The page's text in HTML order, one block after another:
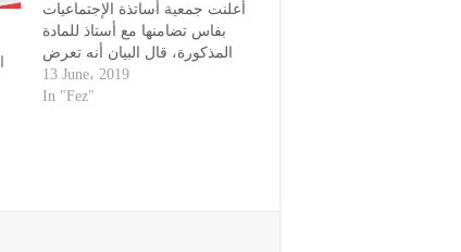
أعلنت جمعية أساتذة الإجتماعيات
بفاس تضامنها مع أستاذ للمادة
المذكورة، قال البيان أنه تعرض
للإعتداء أثناء ممارسة مهامه في
مراقبة امتحان الباك بالثانوية
13 June، 2019
In "Fez"